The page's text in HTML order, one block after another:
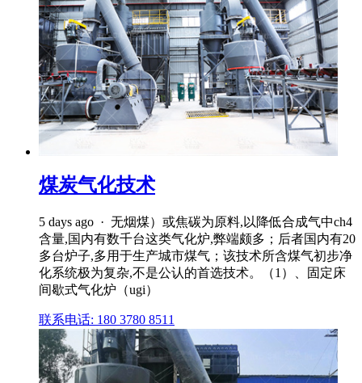
煤炭气化技术
5 days ago · 无烟煤）或焦碳为原料,以降低合成气中ch4
含量,国内有数千台这类气化炉,弊端颇多；后者国内有20
多台炉子,多用于生产城市煤气；该技术所含煤气初步净
化系统极为复杂,不是公认的首选技术。（1）、固定床
间歇式气化炉（ugi）
联系电话: 180 3780 8511